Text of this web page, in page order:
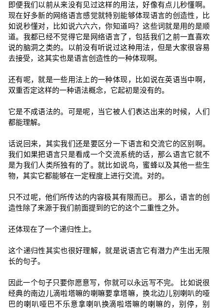
即便我们以前从来没有见过这样的用法，好像有点儿秒懂啊。
现在好多新的网络语言感觉就特别能够体现语言的创造性，比
如说秒懂对，比如说六六六，你知道吗？这些词就是用的是顺
道。我都已经不觉得它是网络语言了，包括我们之前一直喜欢
说的脑洞之类的。以前没有听说过这种用法，但是大家很容易
去接受，这其实也是语言创造性的一种体现啊。
还有呢，就是一些用法上的一种体现，比如说在英语当中啊，
双重否定这样的一种语法概念，它起初是没有的。
它是不成语法的。可是呢，当它被人们表达出来的时候，人们
都能理解。
话说回来，其实我们还是要区分一下语言和交流它的区别啊。
我们如果把语言只是看成一个交流系统的话，那么语言它就不
是为我们人类所独有的了。就比如说鸟，蜜蜂以及其他一些生
物，其实它都能够在一定程度上进行交流。对的。
只不过呢，他们所传达的内容极其有限而已。 那么，语言的创
造性除了来源于我们前面提到的它的这个二重性之外。
还体现在了一个递归性上。
这个递归性其实也很好理解，就是说语言它有潜力产生出无限
长的句子。
因此一个句子只要你愿意写，你就可以永远写不完。 比如说很
经典的南边儿滴啦塔嘛的喇嘛要拿塔嘛，换北边儿别喇叭的哑
巴的喇叭哑巴不乐意拿喇叭换滴啦塔嘛的喇嘛的，别停，别